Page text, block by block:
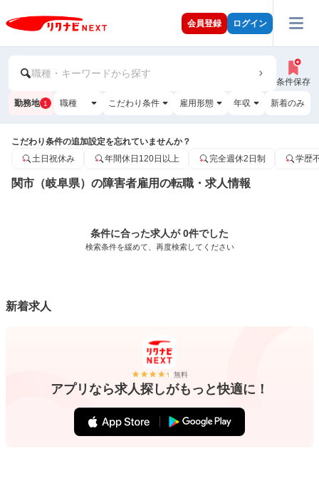
会員登録 ログイン
職種・キーワードから探す
条件保存
勤務地 1 職種 こだわり条件 雇用形態 年収 新着のみ
こだわり条件の追加設定を忘れていませんか？
土日祝休み
年間休日120日以上 完全週休2日制 学歴
関市（岐阜県）の障害者雇用の転職・求人情報
条件に合った求人が 0件でした
検索条件を緩めて、再度検索してください
新着求人
無料
アプリなら求人探しがもっと快適に！